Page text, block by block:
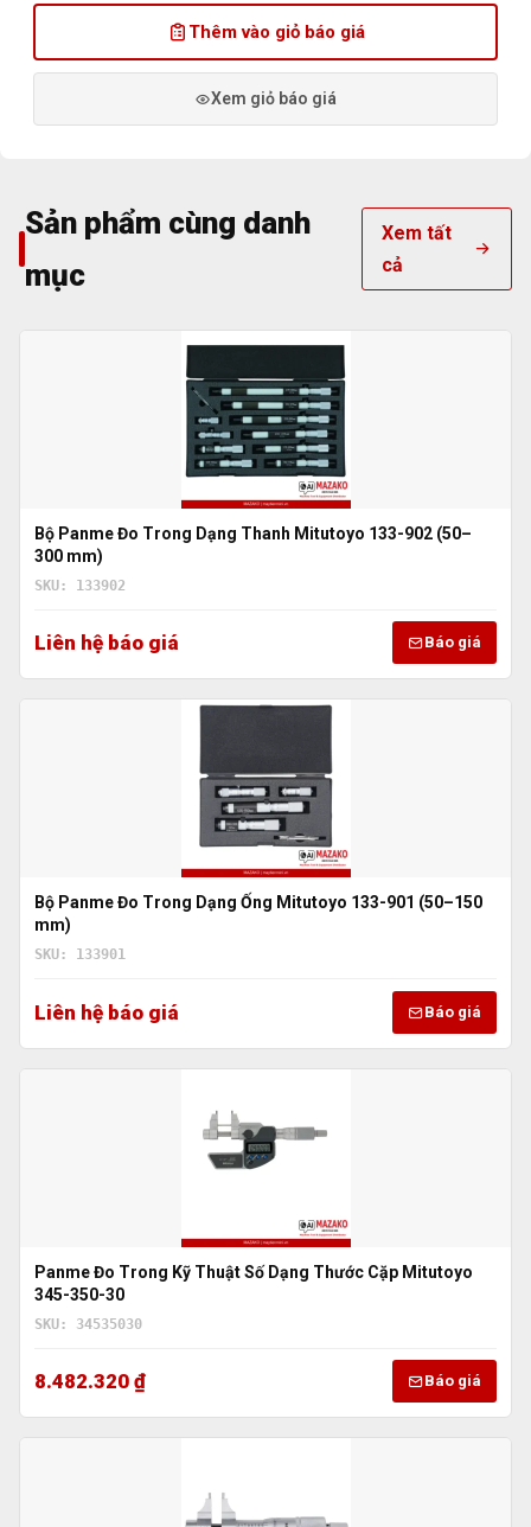
Thêm vào giỏ báo giá
Xem giỏ báo giá
Sản phẩm cùng danh
mục
Xem tất
cả
Bộ Panme Đo Trong Dạng Thanh Mitutoyo 133-902 (50–
300 mm)
SKU: 133902
Liên hệ báo giá Báo giá
Bộ Panme Đo Trong Dạng Ống Mitutoyo 133-901 (50–150
mm)
SKU: 133901
Liên hệ báo giá Báo giá
Panme Đo Trong Kỹ Thuật Số Dạng Thước Cặp Mitutoyo
345-350-30
SKU: 34535030
8.482.320 ₫ Báo giá